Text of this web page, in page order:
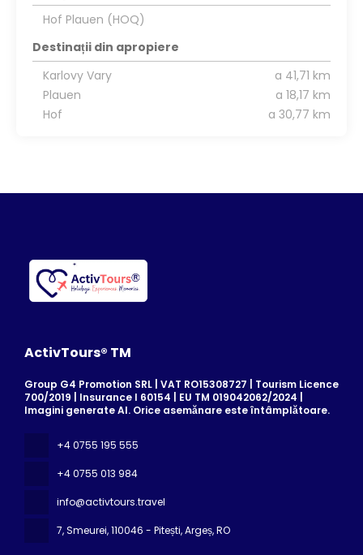
Hof Plauen (HOQ)
Destinații din apropiere
Karlovy Vary
a 41,71 km
Plauen
a 18,17 km
Hof
a 30,77 km
ActivTours® TM
Group G4 Promotion SRL | VAT RO15308727 | Tourism Licence
700/2019 | Insurance I 60154 | EU TM 019042062/2024 |
Imagini generate AI. Orice asemănare este întâmplătoare.
+4 0755 195 555
+4 0755 013 984
info@activtours.travel
7, Smeurei, 110046 - Pitești, Argeș, RO